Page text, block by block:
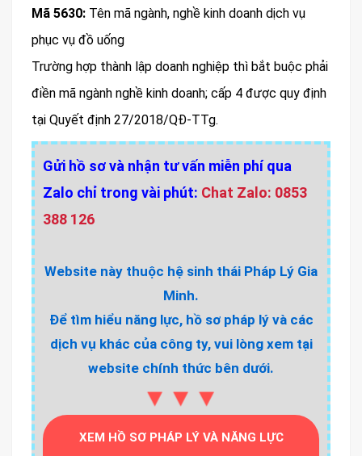
Mã 5630: Tên mã ngành, nghề kinh doanh dịch vụ
phục vụ đồ uống
Trường hợp thành lập doanh nghiệp thì bắt buộc phải
điền mã ngành nghề kinh doanh; cấp 4 được quy định
tại Quyết định 27/2018/QĐ-TTg.
Gửi hồ sơ và nhận tư vấn miễn phí qua
Zalo chỉ trong vài phút: Chat Zalo: 0853
388 126
Website này thuộc hệ sinh thái Pháp Lý Gia
Minh.
Để tìm hiểu năng lực, hồ sơ pháp lý và các
dịch vụ khác của công ty, vui lòng xem tại
website chính thức bên dưới.
▼▼▼
XEM HỒ SƠ PHÁP LÝ VÀ NĂNG LỰC